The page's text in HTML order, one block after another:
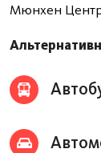
Мюнхен